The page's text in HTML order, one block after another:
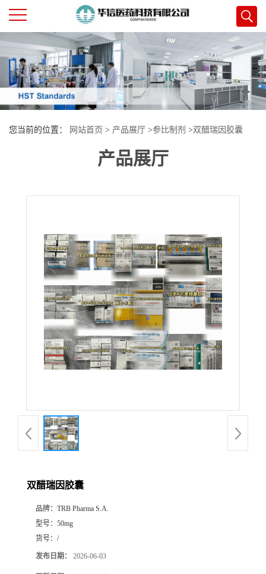
公
司
首
页
司
书
誉
您当前的位置： 网站首页 > 产品展厅 >参比制剂 >双醋瑞因胶囊
产品展厅
双醋瑞因胶囊
品牌： TRB Pharma S.A.
型号： 50mg
货号： /
发布日期： 2026-06-03